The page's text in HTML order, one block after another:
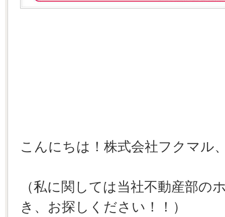
こんにちは！株式会社フクマル
（私に関しては当社不動産部の
き、お探しください！！）